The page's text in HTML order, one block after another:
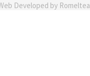
Developed by Romeltea